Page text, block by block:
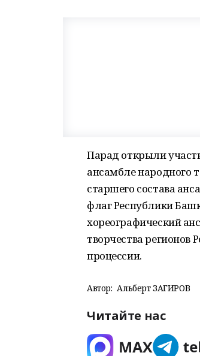
Парад открыли
ансамбле народного
старшего состава
флаг Республики
хореографический
творчества
процессии.
Автор: Альберт ЗАГИРОВ
Читайте нас